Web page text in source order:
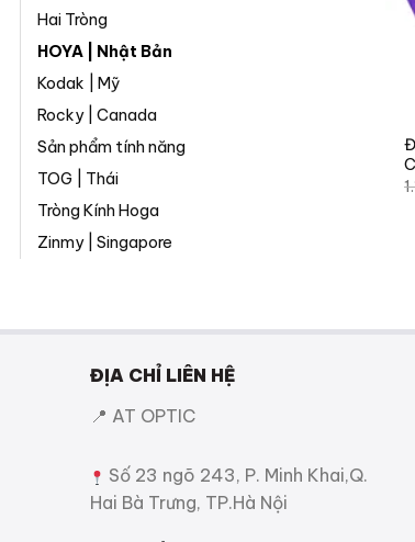
Hai Tròng
HOYA | Nhật Bản
Kodak | Mỹ
Rocky | Canada
Sản phẩm tính năng
TOG | Thái
Tròng Kính Hoga
Zinmy | Singapore
ĐỊA CHỈ LIÊN HỆ
📍 AT OPTIC
Số 23 ngõ 243, P. Minh Khai,Q.
Hai Bà Trưng, TP.Hà Nội